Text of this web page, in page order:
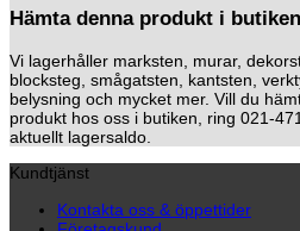
Hämta denna produkt i
Vi lagerhåller marksten, murar,
blocksteg, smågatsten, kantsten,
belysning och mycket mer. Vill du
produkt hos oss i butiken, ring 021-
aktuellt lagersaldo.
Kundtjänst
Kontakta oss & öppettider